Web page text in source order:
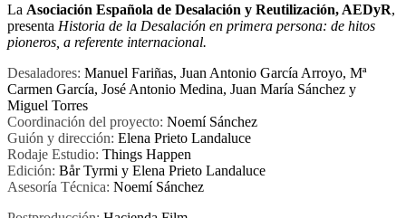
La Asociación Española de Desalación y Reutilización, AEDyR,
presenta Historia de la Desalación en primera persona: de hitos
pioneros, a referente internacional.
Desaladores: Manuel Fariñas, Juan Antonio García Arroyo, Mª
Carmen García, José Antonio Medina, Juan María Sánchez y
Miguel Torres
Coordinación del proyecto: Noemí Sánchez
Guión y dirección: Elena Prieto Landaluce
Rodaje Estudio: Things Happen
Edición: Bår Tyrmi y Elena Prieto Landaluce
Asesoría Técnica: Noemí Sánchez